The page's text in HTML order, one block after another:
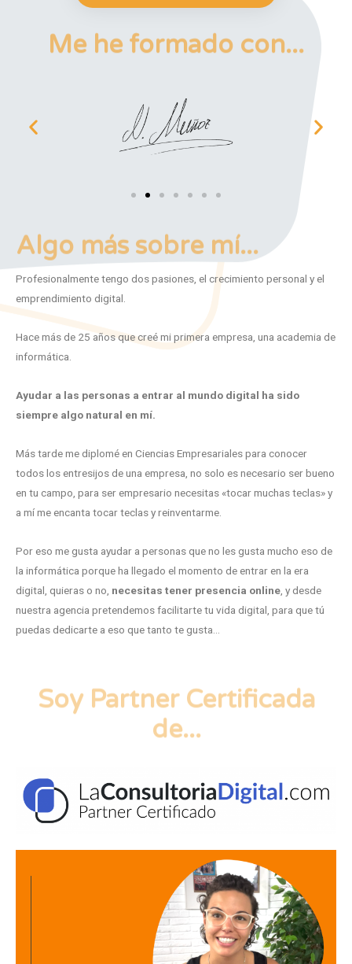
Me he formado con...
Algo más sobre mí...
Profesionalmente tengo dos pasiones, el crecimiento personal y el
emprendimiento digital.
Hace más de 25 años que creé mi primera empresa, una academia de
informática.
Ayudar a las personas a entrar al mundo digital ha sido
siempre algo natural en mí.
Más tarde me diplomé en Ciencias Empresariales para conocer
todos los entresijos de una empresa, no solo es necesario ser bueno
en tu campo, para ser empresario necesitas «tocar muchas teclas» y
a mí me encanta tocar teclas y reinventarme.
Por eso me gusta ayudar a personas que no les gusta mucho eso de
la informática porque ha llegado el momento de entrar en la era
digital, quieras o no, necesitas tener presencia online , y desde
nuestra agencia pretendemos facilitarte tu vida digital, para que tú
puedas dedicarte a eso que tanto te gusta…
Soy Partner Certificada
de...